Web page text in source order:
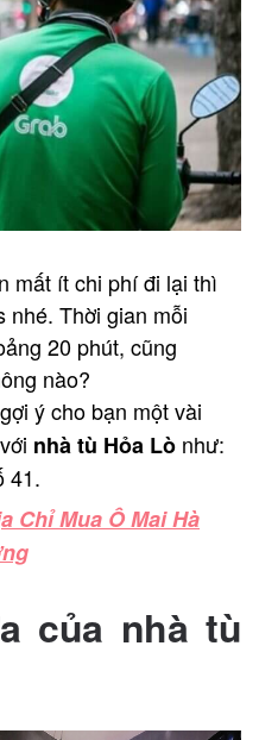
mất ít chi phí đi lại thì
nhé. Thời gian mỗi
20 phút, cũng
nào?
gợi ý cho bạn một vài
nhà tù Hỏa Lò như:
41.
Chỉ Mua Ô Mai Hà
của nhà tù